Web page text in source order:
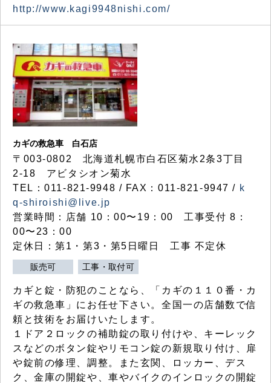
http://www.kagi9948nishi.com/
カギの救急車 白石店
〒003-0802 北海道札幌市白石区菊水2条3丁目
2-18 アビタシオン菊水
TEL：011-821-9948 / FAX：011-821-9947 / k
q-shiroishi@live.jp
営業時間：店舗 10：00〜19：00 工事受付 8：
00〜23：00
定休日：第1・第3・第5日曜日 工事 不定休
販売可 工事・取付可
カギと錠・防犯のことなら、「カギの１１０番・カ
ギの救急車」にお任せ下さい。全国一の店舗数で信
頼と技術をお届けいたします。
１ドア２ロックの補助錠の取り付けや、キーレック
スなどのボタン錠やリモコン錠の新規取り付け、扉
や錠前の修理、調整。また玄関、ロッカー、デス
ク、金庫の開錠や、車やバイクのインロックの開錠